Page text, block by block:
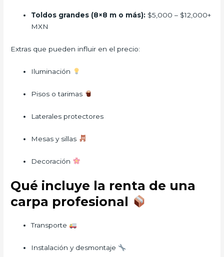
Toldos grandes (8×8 m o más): $5,000 – $12,000+
MXN
Extras que pueden influir en el precio:
Iluminación
Pisos o tarimas
Laterales protectores
Mesas y sillas
Decoración
Qué incluye la renta de una
carpa profesional
Transporte
Instalación y desmontaje